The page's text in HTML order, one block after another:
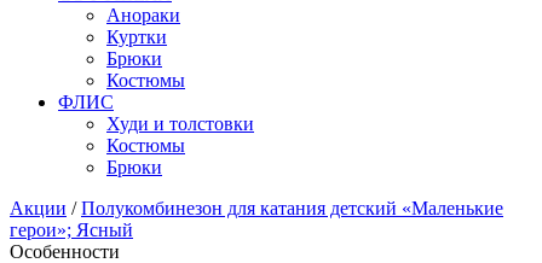
Анораки
Куртки
Брюки
Костюмы
ФЛИС
Худи и толстовки
Костюмы
Брюки
Акции / Полукомбинезон для катания детский «Маленькие
герои»; Ясный
Особенности